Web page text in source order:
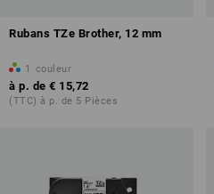
Rubans TZe Brother, 12 mm
1 couleur
à p. de € 15,72
(TTC) à p. de 5 Pièces